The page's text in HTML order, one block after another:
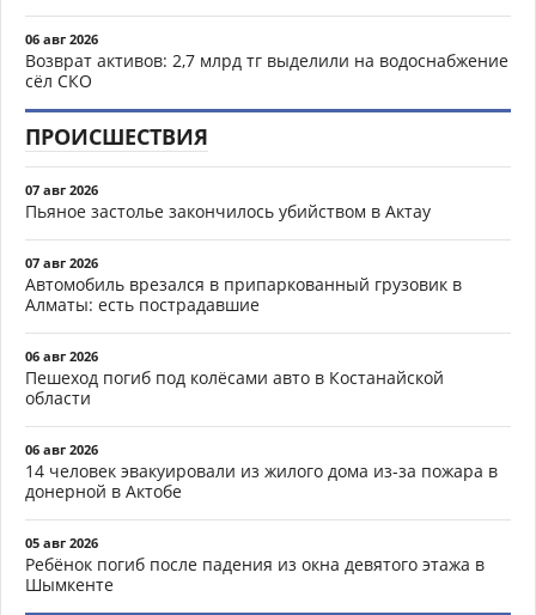
06 авг 2026
Возврат активов: 2,7 млрд тг выделили на водоснабжение
сёл СКО
ПРОИСШЕСТВИЯ
07 авг 2026
Пьяное застолье закончилось убийством в Актау
07 авг 2026
Автомобиль врезался в припаркованный грузовик в
Алматы: есть пострадавшие
06 авг 2026
Пешеход погиб под колёсами авто в Костанайской
области
06 авг 2026
14 человек эвакуировали из жилого дома из-за пожара в
донерной в Актобе
05 авг 2026
Ребёнок погиб после падения из окна девятого этажа в
Шымкенте